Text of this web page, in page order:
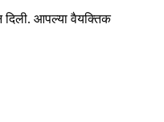
दिली. आपल्या वैयक्तिक